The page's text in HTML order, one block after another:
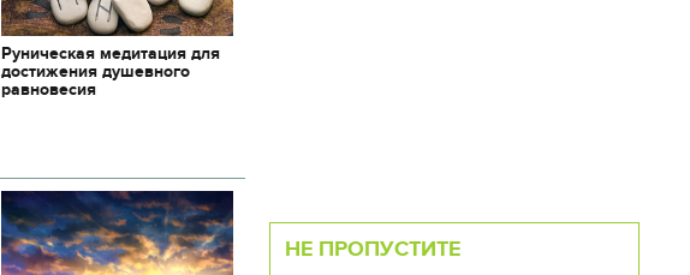
Руническая медитация для
достижения душевного
равновесия
НЕ ПРОПУСТИТЕ